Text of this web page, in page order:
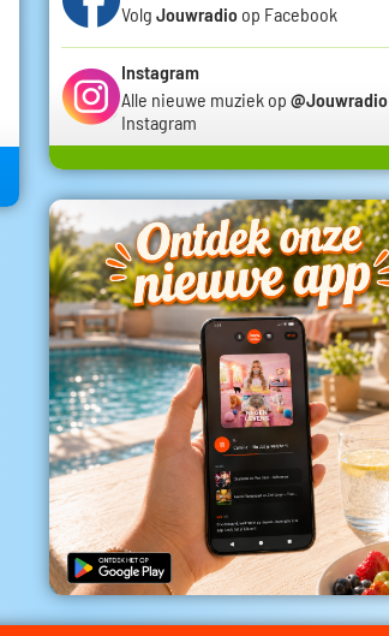
Volg Jouwradio op Facebook
Instagram
Alle nieuwe muziek op @Jouwradio
Instagram